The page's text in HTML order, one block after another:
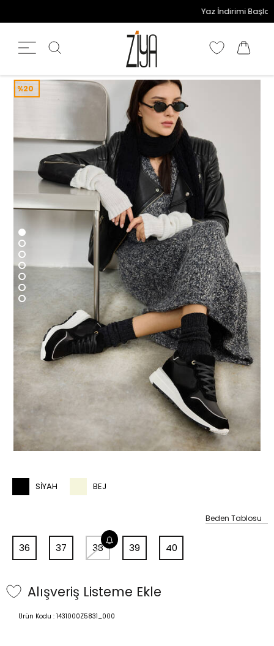
Yaz İndirimi Başladı!
%20
SIYAH BEJ
Beden Tablosu
36 37 38 39 40
Alışveriş Listeme Ekle
Ürün Kodu : 1431000Z5831_000